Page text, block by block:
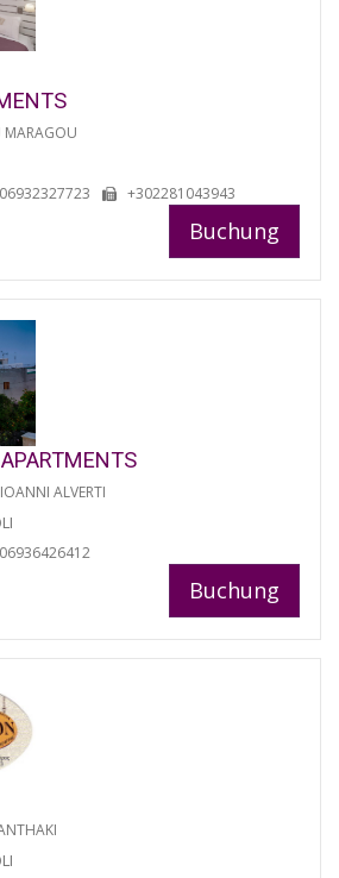
+302281043943
Buchung
ALVERTI
Buchung